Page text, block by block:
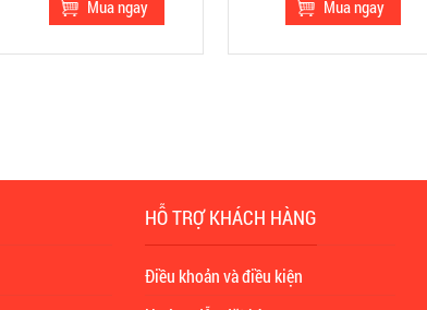
HỖ TRỢ KHÁCH HÀNG
Điều khoản và điều kiện